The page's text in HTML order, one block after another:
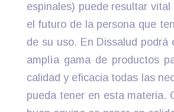
espinales) puede resultar
el futuro de la persona que
de su uso. En Dissalud podrá
amplía gama de productos
calidad y eficacia todas las
pueda tener en esta materia.